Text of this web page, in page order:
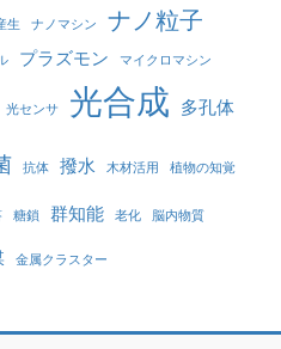
生 ナノマシン ナノ粒子
プラズモン マイクロマシン
光センサ 光合成 多孔体
抗体 撥水 木材活用 植物の知覚
糖鎖 群知能 老化 脳内物質
金属クラスター